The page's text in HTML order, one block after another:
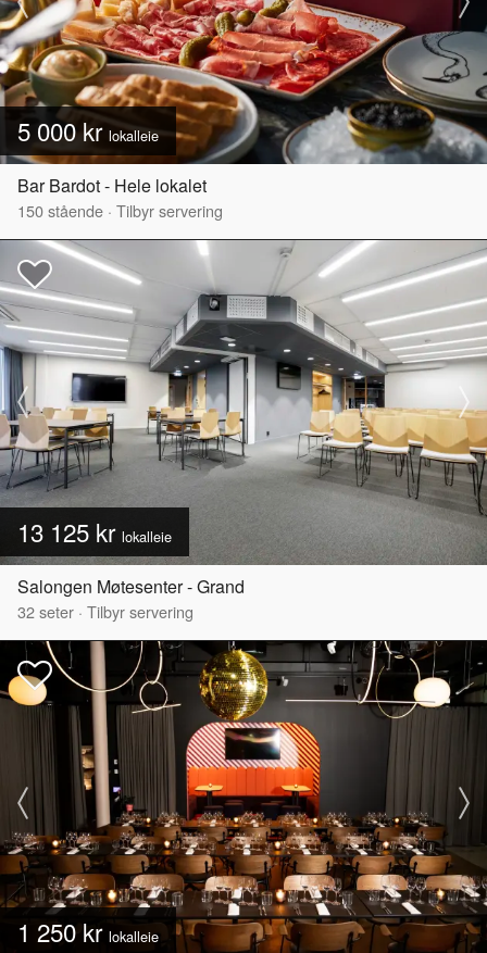
5 000 krlokalleie
Bar Bardot - Hele lokalet
150stående · Tilbyr servering
13 125 kr lokalleie
Salongen Møtesenter - Grand
32seter · Tilbyr servering
1 250 kr lokalleie